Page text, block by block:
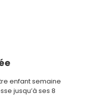
enfant semaine
jusqu’à ses 8